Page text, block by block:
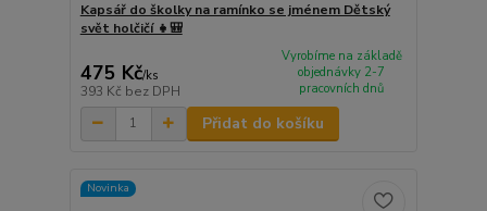
Kapsář do školky na ramínko se jménem Dětský
svět holčičí 👧🎒
475 Kč/ks
393 Kč bez DPH
Vyrobíme na základě
objednávky 2-7
pracovních dnů
Přidat do košíku
Novinka